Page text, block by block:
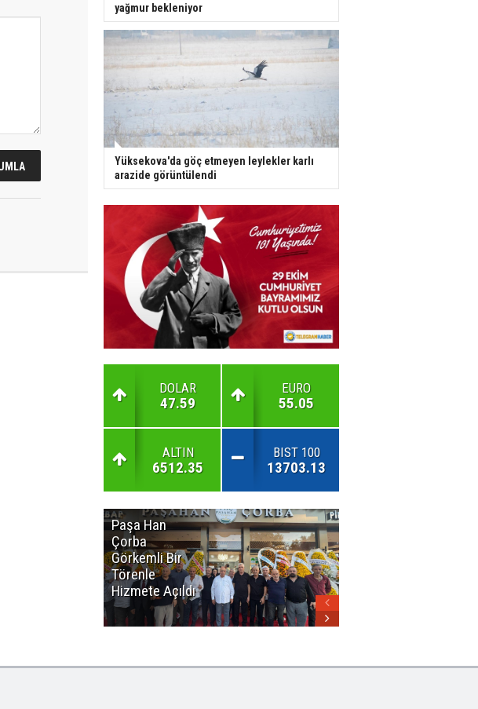
yağmur bekleniyor
Yüksekova'da göç etmeyen leylekler karlı
arazide görüntülendi
DOLAR
47.59
EURO
55.05
ALTIN
6512.35
BIST 100
13703.13
Paşa Han
Çorba
Görkemli Bir
Törenle
Hizmete Açıldı